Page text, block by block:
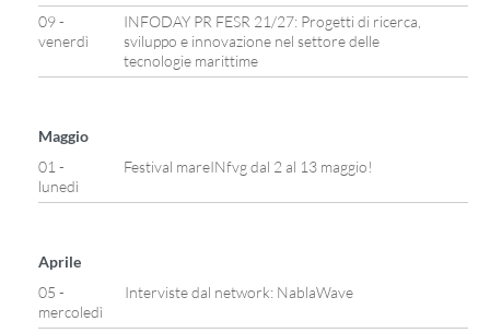
09 -
venerdì
INFODAY PR FESR 21/27: Progetti di ricerca,
sviluppo e innovazione nel settore delle
tecnologie marittime
Maggio
01 -
lunedì
Festival mareINfvg dal 2 al 13 maggio!
Aprile
05 -
mercoledì
Interviste dal network: NablaWave